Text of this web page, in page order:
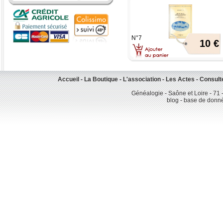
10 €
N°7
Accueil - La Boutique - L'association - Les Actes -
Généalogie - Saône et Loire -
blog - base de